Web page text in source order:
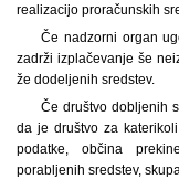
realizacijo proračunskih
Če nadzorni organ
zadrži izplačevanje še
že dodeljenih sredstev.
Če društvo dobljenih
da je društvo za
podatke, občina
porabljenih sredstev,